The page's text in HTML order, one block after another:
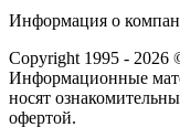
Информация о
Copyright 1995 -
Информационные
носят
офертой.